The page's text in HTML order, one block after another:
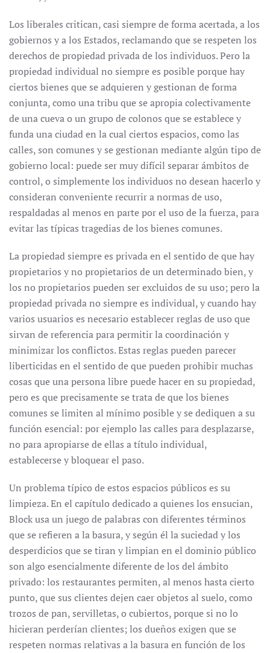
Los liberales critican, casi siempre de forma acertada, a los
gobiernos y a los Estados, reclamando que se respeten los
derechos de propiedad privada de los individuos. Pero la
propiedad individual no siempre es posible porque hay
ciertos bienes que se adquieren y gestionan de forma
conjunta, como una tribu que se apropia colectivamente
de una cueva o un grupo de colonos que se establece y
funda una ciudad en la cual ciertos espacios, como las
calles, son comunes y se gestionan mediante algún tipo de
gobierno local: puede ser muy difícil separar ámbitos de
control, o simplemente los individuos no desean hacerlo y
consideran conveniente recurrir a normas de uso,
respaldadas al menos en parte por el uso de la fuerza, para
evitar las típicas tragedias de los bienes comunes.
La propiedad siempre es privada en el sentido de que hay
propietarios y no propietarios de un determinado bien, y
los no propietarios pueden ser excluidos de su uso; pero la
propiedad privada no siempre es individual, y cuando hay
varios usuarios es necesario establecer reglas de uso que
sirvan de referencia para permitir la coordinación y
minimizar los conflictos. Estas reglas pueden parecer
liberticidas en el sentido de que pueden prohibir muchas
cosas que una persona libre puede hacer en su propiedad,
pero es que precisamente se trata de que los bienes
comunes se limiten al mínimo posible y se dediquen a su
función esencial: por ejemplo las calles para desplazarse,
no para apropiarse de ellas a título individual,
establecerse y bloquear el paso.
Un problema típico de estos espacios públicos es su
limpieza. En el capítulo dedicado a quienes los ensucian,
Block usa un juego de palabras con diferentes términos
que se refieren a la basura, y según él la suciedad y los
desperdicios que se tiran y limpian en el dominio público
son algo esencialmente diferente de los del ámbito
privado: los restaurantes permiten, al menos hasta cierto
punto, que sus clientes dejen caer objetos al suelo, como
trozos de pan, servilletas, o cubiertos, porque si no lo
hicieran perderían clientes; los dueños exigen que se
respeten normas relativas a la basura en función de los